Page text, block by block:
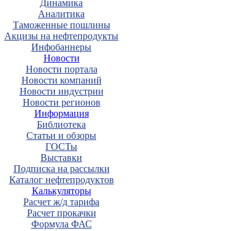
Динамика
Аналитика
Таможенные пошлины
Акцизы на нефтепродукты
Инфобаннеры
Новости
Новости портала
Новости компаний
Новости индустрии
Новости регионов
Информация
Библиотека
Статьи и обзоры
ГОСТы
Выставки
Подписка на рассылки
Каталог нефтепродуктов
Калькуляторы
Расчет ж/д тарифа
Расчет прокачки
Формула ФАС